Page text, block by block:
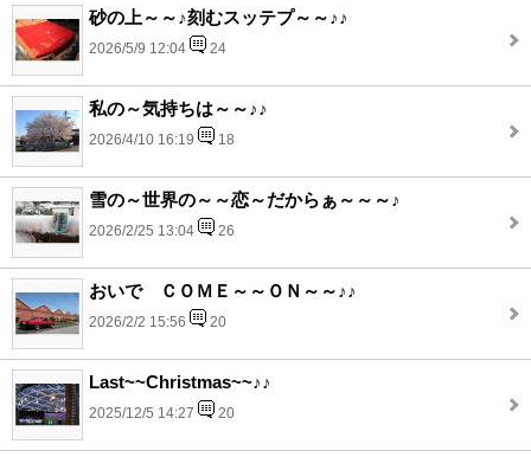
砂の上～～♪刻むスッテプ～～♪♪
2026/5/9 12:04 24
私の～気持ちは～～♪♪
2026/4/10 16:19 18
雪の～世界の～～恋～だからぁ～～～♪
2026/2/25 13:04 26
おいで ＣＯＭＥ～～ＯＮ～～♪♪
2026/2/2 15:56 20
Last~~Christmas~~♪♪
2025/12/5 14:27 20